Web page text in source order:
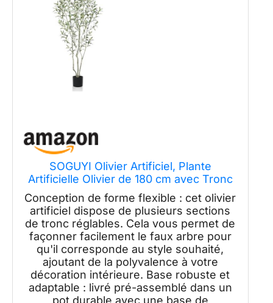
SOGUYI Olivier Artificiel, Plante
Artificielle Olivier de 180 cm avec Tronc
en Bois Naturel et Fruits Réalistes pour
la Décoration de la Maison et du Bureau
Conception de forme flexible : cet olivier
artificiel dispose de plusieurs sections
de tronc réglables. Cela vous permet de
façonner facilement le faux arbre pour
qu'il corresponde au style souhaité,
ajoutant de la polyvalence à votre
décoration intérieure. Base robuste et
adaptable : livré pré-assemblé dans un
pot durable avec une base de